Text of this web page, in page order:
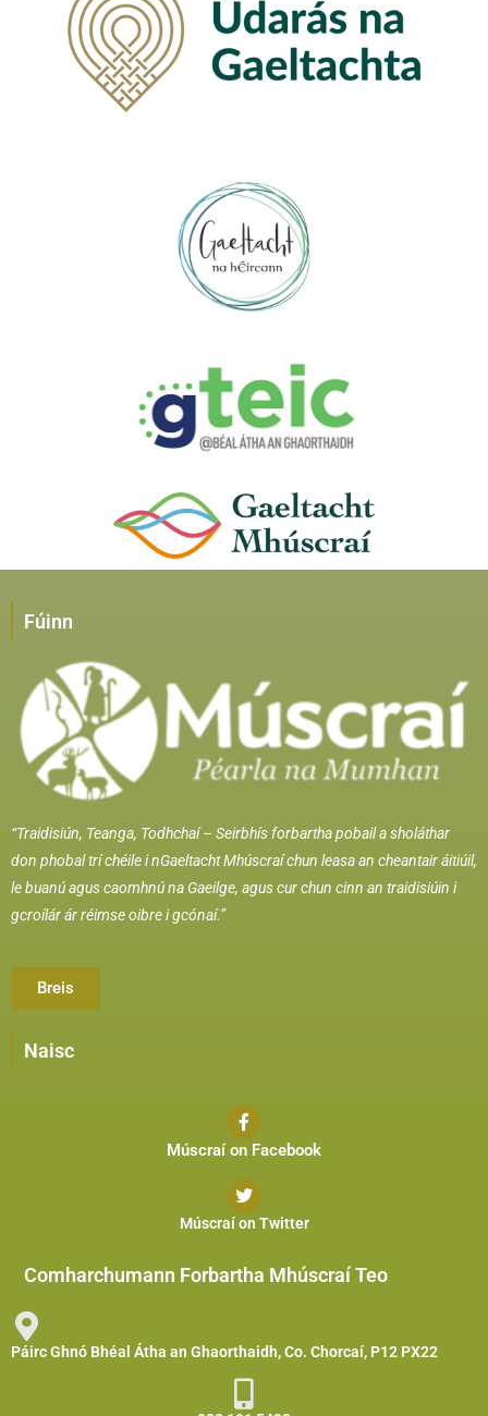
Fúinn
“Traidisiún, Teanga, Todhchaí – Seirbhís forbartha pobail a sholáthar
don phobal trí chéile i nGaeltacht Mhúscraí chun leasa an cheantair áitiúil,
le buanú agus caomhnú na Gaeilge, agus cur chun cinn an traidisiúin i
gcroílár ár réimse oibre i gcónaí.”
Breis
Naisc
Múscraí on Facebook
Múscraí on Twitter
Comharchumann Forbartha Mhúscraí Teo
Páirc Ghnó Bhéal Átha an Ghaorthaidh, Co. Chorcaí, P12 PX22